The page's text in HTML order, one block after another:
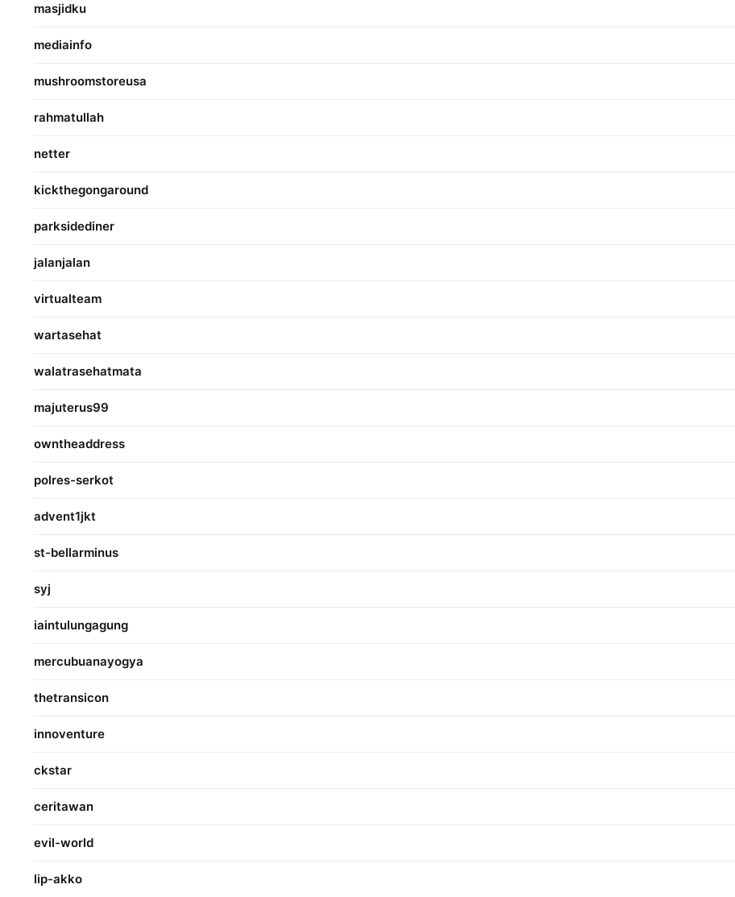
masjidku
mediainfo
mushroomstoreusa
rahmatullah
netter
kickthegongaround
parksidediner
jalanjalan
virtualteam
wartasehat
walatrasehatmata
majuterus99
owntheaddress
polres-serkot
advent1jkt
st-bellarminus
syj
iaintulungagung
mercubuanayogya
thetransicon
innoventure
ckstar
ceritawan
evil-world
lip-akko